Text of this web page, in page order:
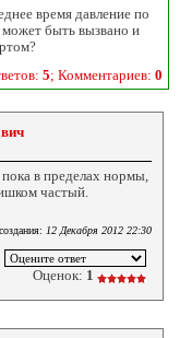
время давление по
может быть вызвано и
5; Комментариев: 0
в пределах нормы,
частый.
12 Декабря 2012 22:30
Оценок: 1